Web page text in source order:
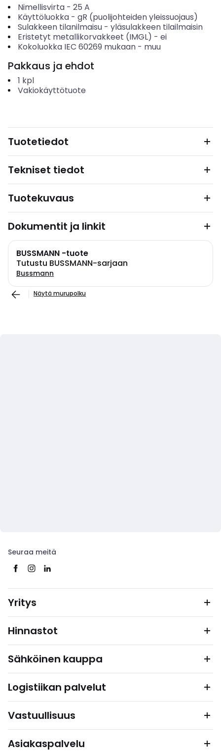
Nimellisvirta- 25 A
Käyttöluokka- gR (puolijohteiden yleissuojaus)
Sulakkeen tilanilmaisu- yläsulakkeen tilailmaisin
Eristetyt metallikorvakkeet (IMGL) - ei
Kokoluokka IEC 60269 mukaan- muu
Pakkaus ja ehdot
1 kpl
Vakiokäyttötuote
Tuotetiedot
Tekniset tiedot
Tuotekuvaus
Dokumentit ja linkit
BUSSMANN -tuote
Tutustu BUSSMANN-sarjaan
Bussmann
Näytä murupolku
Seuraa meitä
Yritys
Hinnastot
Sähköinen kauppa
Logistiikan palvelut
Vastuullisuus
Asiakaspalvelu